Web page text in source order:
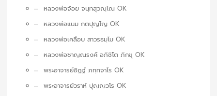
หลวงพ่อจ้อย จนฺทสุวณฺโณ OK
หลวงพ่อแนม กตปุญโญ OK
หลวงพ่อเคลือบ สาวรธมฺโม OK
หลวงพ่อชาญณรงค์ อภิชิโต ภิกขุ OK
พระอาจารย์อิฏฐ์ ภทฺทจาโร OK
พระอาจารย์วราห์ ปุญญวโร OK